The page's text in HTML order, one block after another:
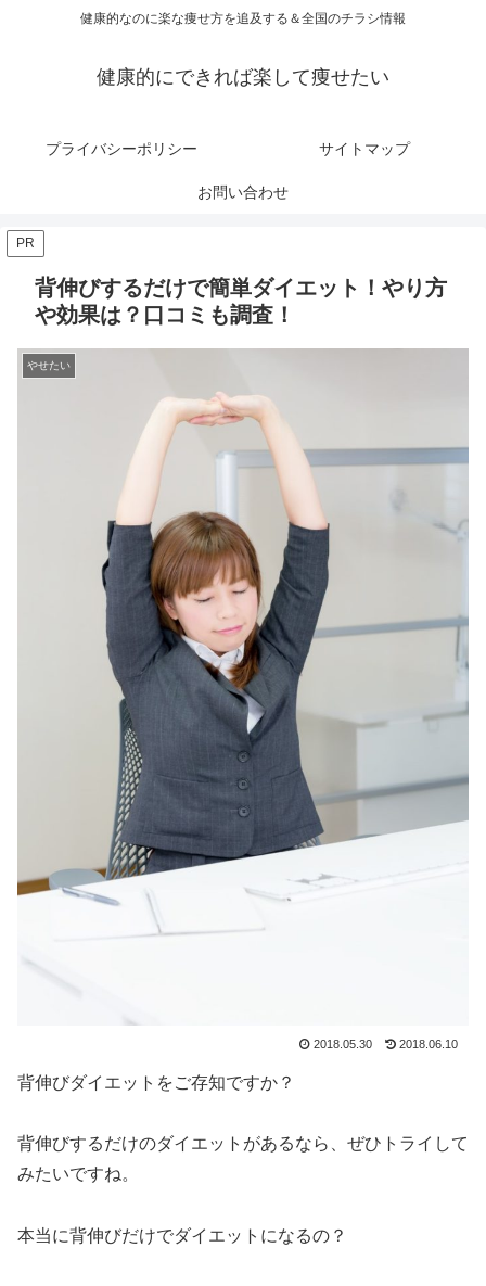
健康的なのに楽な痩せ方を追及する＆全国のチラシ情報
健康的にできれば楽して痩せたい
プライバシーポリシー サイトマップ
お問い合わせ
PR
背伸びするだけで簡単ダイエット！やり方
や効果は？口コミも調査！
やせたい
2018.05.30 2018.06.10
背伸びダイエットをご存知ですか？
背伸びするだけのダイエットがあるなら、ぜひトライして
みたいですね。
本当に背伸びだけでダイエットになるの？